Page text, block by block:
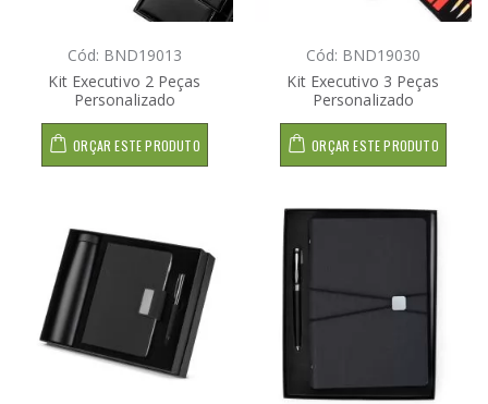
Cód: BND19013
Kit Executivo 2 Peças
Personalizado
ORÇAR ESTE PRODUTO
Cód: BND19030
Kit Executivo 3 Peças
Personalizado
ORÇAR ESTE PRODUTO